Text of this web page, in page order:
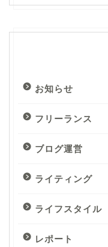
お知らせ
フリーランス
ブログ運営
ライティング
ライフスタイル
レポート